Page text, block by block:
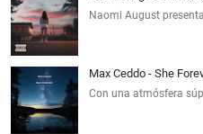
Naomi August
Max Ceddo - She
Con una atmósfera